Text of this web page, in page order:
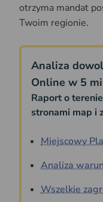
otrzyma mandat
Twoim regionie.
Analiza
Online w 5
Raport o
stronami map i
Miejscowy
Analiza
Wszelkie